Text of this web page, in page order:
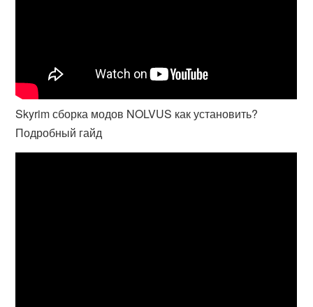
Skyrim сборка модов NOLVUS как установить?
Подробный гайд